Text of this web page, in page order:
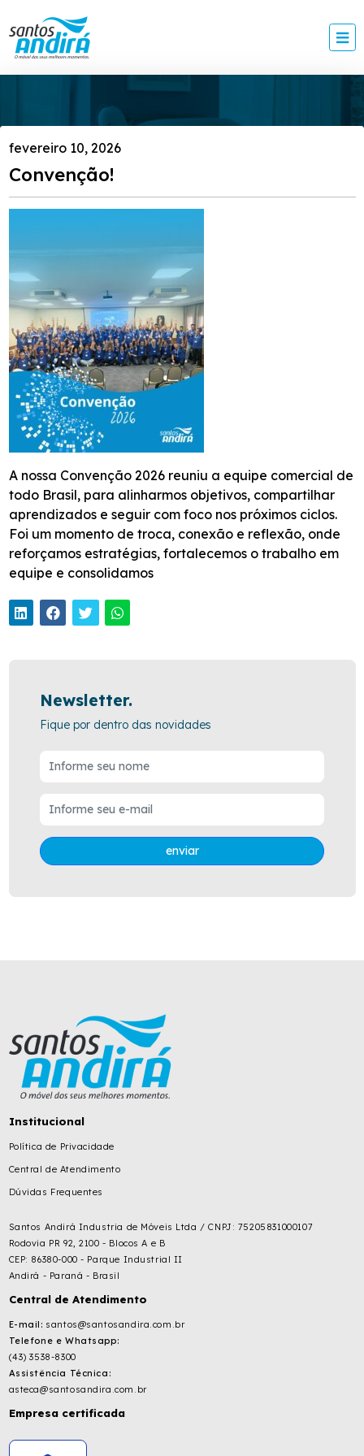
fevereiro 10, 2026
Convenção!
A nossa Convenção 2026 reuniu a equipe comercial de
todo Brasil, para alinharmos objetivos, compartilhar
aprendizados e seguir com foco nos próximos ciclos.
Foi um momento de troca, conexão e reflexão, onde
reforçamos estratégias, fortalecemos o trabalho em
equipe e consolidamos
Newsletter.
Fique por dentro das novidades
enviar
Institucional
Política de Privacidade
Central de Atendimento
Dúvidas Frequentes
Santos Andirá Industria de Móveis Ltda / CNPJ: 75205831000107
Rodovia PR 92, 2100 - Blocos A e B
CEP: 86380-000 - Parque Industrial II
Andirá - Paraná - Brasil
Central de Atendimento
E-mail: santos@santosandira.com.br
Telefone e Whatsapp:
(43) 3538-8300
Assistência Técnica:
asteca@santosandira.com.br
Empresa certificada